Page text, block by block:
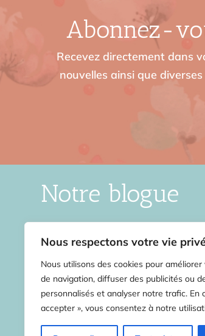
Nous respectons votre vie
Nous utilisons des cookies pour
de navigation, diffuser des publicités ou
personnalisés et analyser notre trafic. En
accepter », vous consentez à notre
Abonnez-
Recevez directement dans
nouvelles ainsi que
Notre blogue
une ressource intéressante pour
apprendre davantage sur tout ce
qui touche la périnatalité.